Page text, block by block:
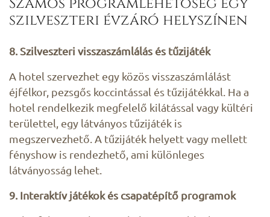
szilveszteri évzáró helyszínen
8. Szilveszteri visszaszámlálás és tűzijáték
A hotel szervezhet egy közös visszaszámlálást
éjfélkor, pezsgős koccintással és tűzijátékkal. Ha a
hotel rendelkezik megfelelő kilátással vagy kültéri
területtel, egy látványos tűzijáték is
megszervezhető. A tűzijáték helyett vagy mellett
fényshow is rendezhető, ami különleges
látványosság lehet.
9. Interaktív játékok és csapatépítő programok